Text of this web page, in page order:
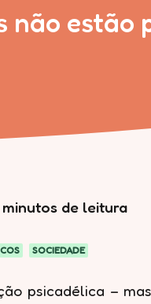
não estão
minutos de leitura
SOCIEDADE
psicadélica –